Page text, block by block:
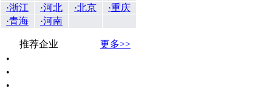
·浙江
·河北 ·北京
·重庆
·青海
·河南
推荐企业
更多>>
•
•
•